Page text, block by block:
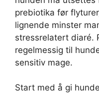
prebiotika før
lignende minster
stressrelatert diaré.
regelmessig til
sensitiv mage.
Start med å gi